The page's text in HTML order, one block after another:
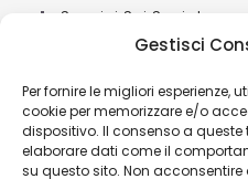
Gestisci
Per fornire le migliori esperienze,
cookie per memorizzare e/o
dispositivo. Il consenso a
elaborare dati come il
su questo sito. Non
Seguici Sui Social :
| Orario:
Visita alla nostra sede/